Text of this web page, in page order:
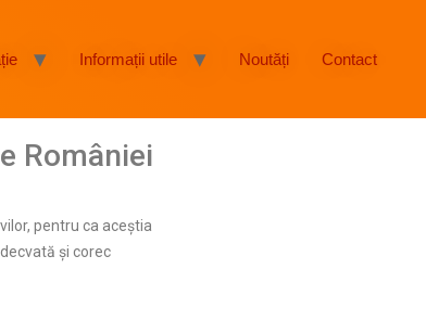
Informații utile Noutăți Contact
României
pentru ca aceștia
și corec